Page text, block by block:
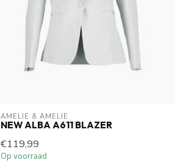
AMELIE & AMELIE
NEW ALBA A611 BLAZER
€119,99
Op voorraad